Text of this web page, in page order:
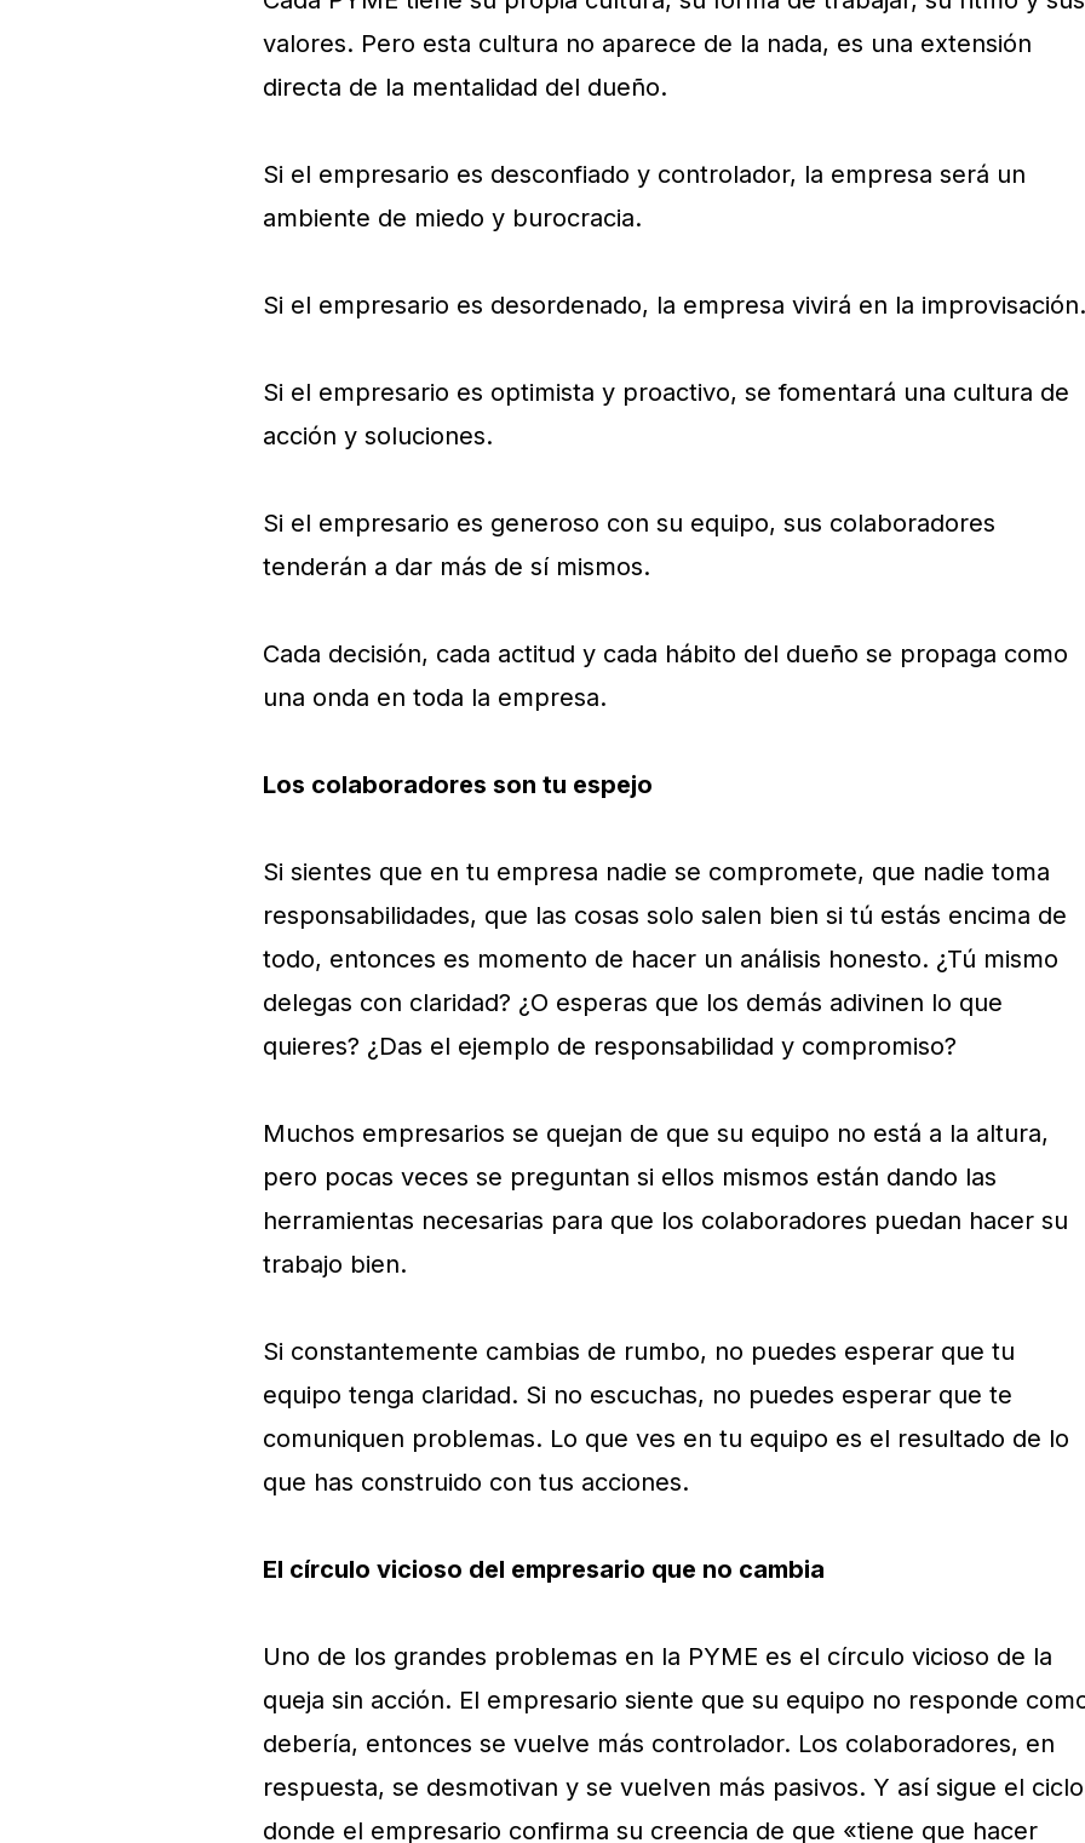
valores. Pero esta cultura no aparece de la nada, es una extensión
directa de la mentalidad del dueño.
Si el empresario es desconfiado y controlador, la empresa será un
ambiente de miedo y burocracia.
Si el empresario es desordenado, la empresa vivirá en la improvisación.
Si el empresario es optimista y proactivo, se fomentará una cultura de
acción y soluciones.
Si el empresario es generoso con su equipo, sus colaboradores
tenderán a dar más de sí mismos.
Cada decisión, cada actitud y cada hábito del dueño se propaga como
una onda en toda la empresa.
Los colaboradores son tu espejo
Si sientes que en tu empresa nadie se compromete, que nadie toma
responsabilidades, que las cosas solo salen bien si tú estás encima de
todo, entonces es momento de hacer un análisis honesto. ¿Tú mismo
delegas con claridad? ¿O esperas que los demás adivinen lo que
quieres? ¿Das el ejemplo de responsabilidad y compromiso?
Muchos empresarios se quejan de que su equipo no está a la altura,
pero pocas veces se preguntan si ellos mismos están dando las
herramientas necesarias para que los colaboradores puedan hacer su
trabajo bien.
Si constantemente cambias de rumbo, no puedes esperar que tu
equipo tenga claridad. Si no escuchas, no puedes esperar que te
comuniquen problemas. Lo que ves en tu equipo es el resultado de lo
que has construido con tus acciones.
El círculo vicioso del empresario que no cambia
Uno de los grandes problemas en la PYME es el círculo vicioso de la
queja sin acción. El empresario siente que su equipo no responde
debería, entonces se vuelve más controlador. Los colaboradores, en
respuesta, se desmotivan y se vuelven más pasivos. Y así sigue el
donde el empresario confirma su creencia de que «tiene que hacer